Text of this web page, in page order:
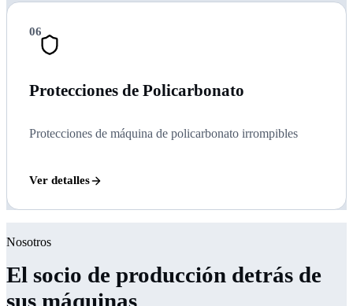
06
Protecciones de Policarbonato
Protecciones de máquina de policarbonato irrompibles
Ver detalles
Nosotros
El socio de producción detrás de
sus máquinas